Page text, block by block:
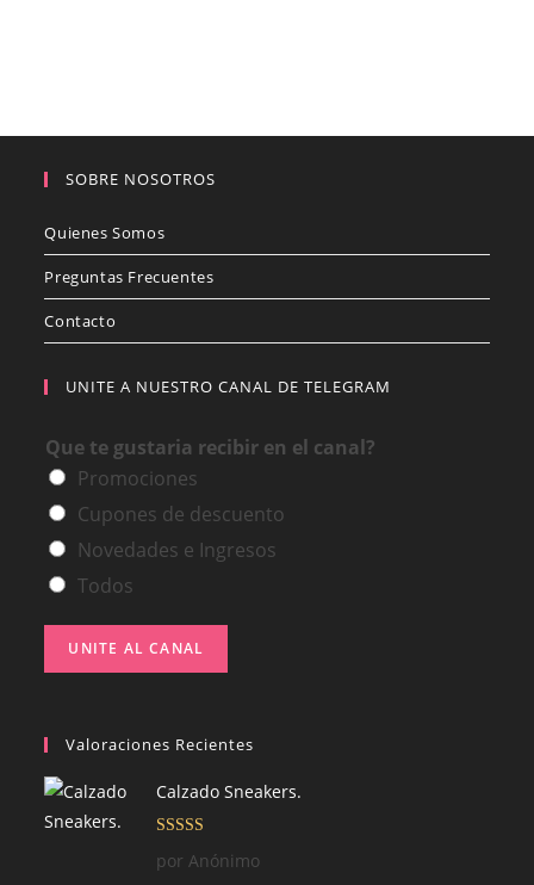
SOBRE NOSOTROS
Quienes Somos
Preguntas Frecuentes
Contacto
UNITE A NUESTRO CANAL DE TELEGRAM
Que te gustaria recibir en el canal?
Promociones
Cupones de descuento
Novedades e Ingresos
Todos
UNITE AL CANAL
Valoraciones Recientes
Calzado Sneakers.
Valorado con
5
por Anónimo